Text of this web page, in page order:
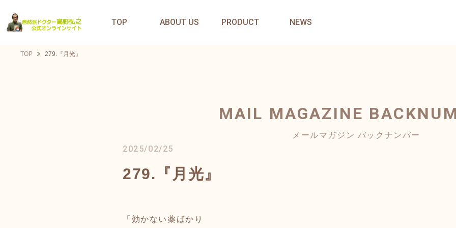
TOP ABOUT US PRODUCT NEWS
TOP 279.『月光』
MAIL MAGAZINE
メールマガジン バックナンバー
2025/02/25
279.『月光』
「効かない薬ばかり